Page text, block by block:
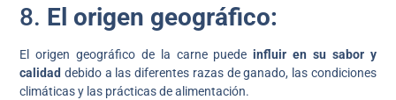
8. El origen geográfico:
El origen geográfico de la carne puede influir en su sabor y
calidaddebido a las diferentes razas de ganado, las condiciones
climáticas y las prácticas de alimentación.